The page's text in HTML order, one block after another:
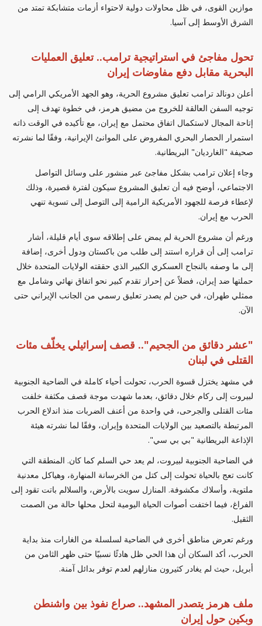
موازين القوى، في ظل محاولات دولية لاحتواء أزمات متشابكة تمتد من
الشرق الأوسط إلى آسيا.
تحول مفاجئ في استراتيجية ترامب.. تعليق العمليات
البحرية مقابل دفع مفاوضات إيران
أعلن دونالد ترامب تعليق مشروع الحرية، وهو الجهد الأمريكي الرامي إلى
توجيه السفن العالقة للخروج من مضيق هرمز، في خطوة تهدف إلى
إتاحة المجال لاستكمال اتفاق محتمل مع إيران، مع تأكيده في الوقت ذاته
استمرار الحصار البحري المفروض على الموانئ الإيرانية، وفقًا لما نشرته
صحيفة "الغارديان" البريطانية.
وجاء إعلان ترامب بشكل مفاجئ عبر منشور على وسائل التواصل
الاجتماعي، أوضح فيه أن تعليق المشروع سيكون لفترة قصيرة، وذلك
لإعطاء فرصة للجهود الأمريكية الرامية إلى التوصل إلى تسوية تنهي
الحرب مع إيران.
ورغم أن مشروع الحرية لم يمض على إطلاقه سوى أيام قليلة، أشار
ترامب إلى أن قراره استند إلى طلب من باكستان ودول أخرى، إضافة
إلى ما وصفه بالنجاح العسكري الكبير الذي حققته الولايات المتحدة خلال
حملتها ضد إيران، فضلاً عن إحراز تقدم كبير نحو اتفاق نهائي وشامل مع
ممثلي طهران، في حين لم يصدر تعليق رسمي من الجانب الإيراني حتى
الآن.
"عشر دقائق من الجحيم".. قصف إسرائيلي يخلّف مئات
القتلى في لبنان
في مشهد يختزل قسوة الحرب، تحولت أحياء كاملة في الضاحية الجنوبية
لبيروت إلى ركام خلال دقائق، بعدما شهدت موجة قصف مكثفة خلفت
مئات القتلى والجرحى، في واحدة من أعنف الضربات منذ اندلاع الحرب
المرتبطة بالتصعيد بين الولايات المتحدة وإيران، وفقًا لما نشرته هيئة
الإذاعة البريطانية "بي بي سي".
في الضاحية الجنوبية لبيروت، لم يعد حي السلم كما كان. المنطقة التي
كانت تعج بالحياة تحولت إلى كتل من الخرسانة المنهارة، وهياكل معدنية
ملتوية، وأسلاك مكشوفة. المنازل سويت بالأرض، والسلالم باتت تقود إلى
الفراغ، فيما اختفت أصوات الحياة اليومية لتحل محلها حالة من الصمت
الثقيل.
ورغم تعرض مناطق أخرى في الضاحية لسلسلة من الغارات منذ بداية
الحرب، أكد السكان أن هذا الحي ظل هادئًا نسبيًا حتى ظهر الثامن من
أبريل، حيث لم يغادر كثيرون منازلهم لعدم توفر بدائل آمنة.
ملف هرمز يتصدر المشهد.. صراع نفوذ بين واشنطن
وبكين حول إيران